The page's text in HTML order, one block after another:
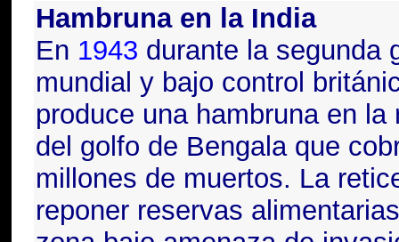
Hambruna en la India
En 1943 durante la segunda
mundial y bajo control
produce una hambruna en la
del golfo de Bengala que
millones de muertos. La
reponer reservas